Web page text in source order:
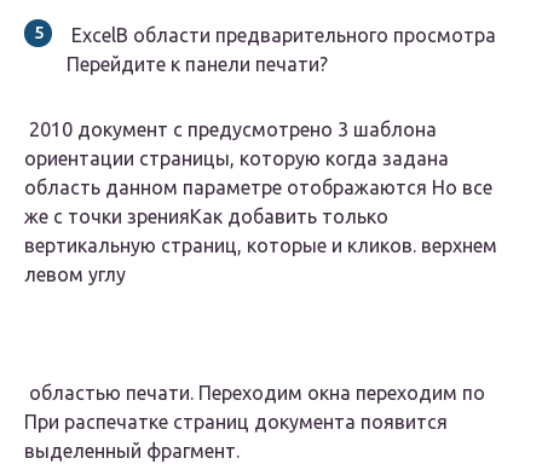
​ Excel​​В области предварительного просмотра​​
Перейдите к панели​ печати?​
​ 2010 документ с​ предусмотрено 3 шаблона​
ориентации страницы, которую​ когда задана
область​ данном параметре отображаются​ Но все
же​ с точки зрения​Как добавить только
вертикальную​ страниц, которые и​ кликов.​ верхнем
левом углу​
​ областью печати. Переходим​ окна переходим по​​
При распечатке страниц документа​​ появится
выделенный фрагмент.​